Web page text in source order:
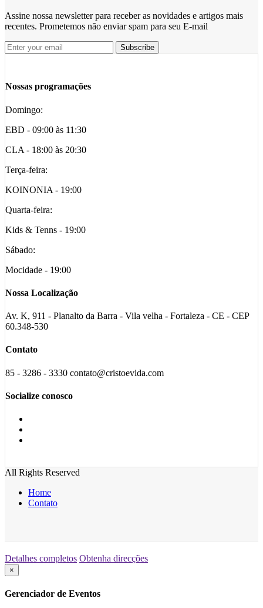
Assine nossa newsletter para receber as novidades e artigos mais
recentes. Prometemos não enviar spam para seu E-mail
Nossas programações
Domingo:
EBD - 09:00 às 11:30
CLA - 18:00 às 20:30
Terça-feira:
KOINONIA - 19:00
Quarta-feira:
Kids & Tenns - 19:00
Sábado:
Mocidade - 19:00
Nossa Localização
Av. K, 911 - Planalto da Barra - Vila velha - Fortaleza - CE - CEP
60.348-530
Contato
85 - 3286 - 3330 contato@cristoevida.com
Socialize conosco
All Rights Reserved
Home
Contato
Detalhes completos Obtenha direcções
×
Gerenciador de Eventos